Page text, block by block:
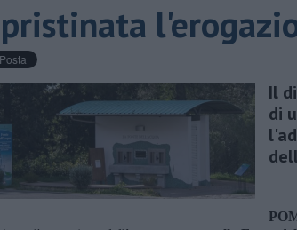
Il
di